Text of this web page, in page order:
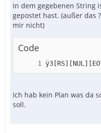
In dem gegebenen String
gepostet hast. (außer das
mir nicht)
Code
Ich hab kein Plan was da
soll.